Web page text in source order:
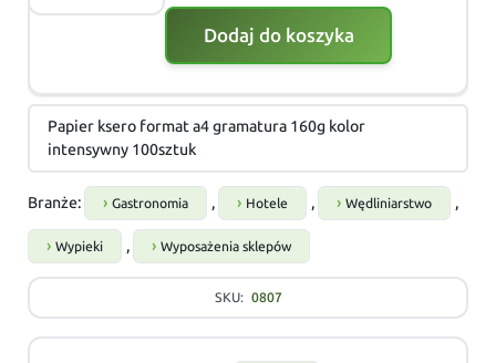
Dodaj do koszyka
Papier ksero format a4 gramatura 160g kolor
intensywny 100sztuk
Branże: Gastronomia , Hotele , Wędliniarstwo ,
Wypieki , Wyposażenia sklepów
SKU: 0807